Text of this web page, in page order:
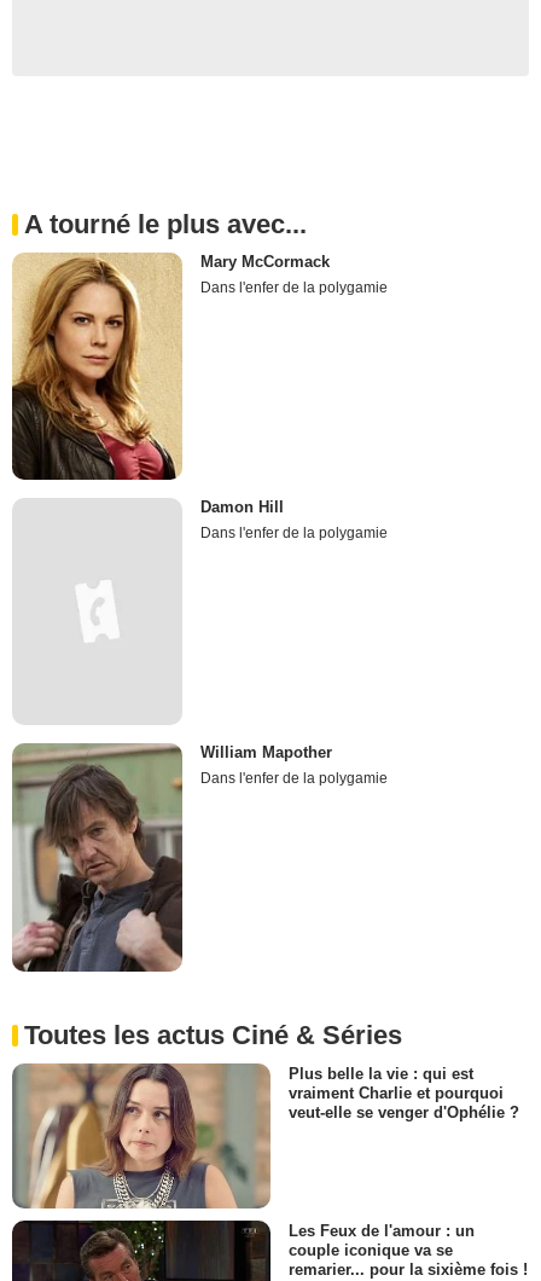
A tourné le plus avec...
Mary McCormack
Dans l'enfer de la polygamie
Damon Hill
Dans l'enfer de la polygamie
William Mapother
Dans l'enfer de la polygamie
Toutes les actus Ciné & Séries
Plus belle la vie : qui est
vraiment Charlie et pourquoi
veut-elle se venger d'Ophélie ?
Les Feux de l'amour : un
couple iconique va se
remarier... pour la sixième fois !